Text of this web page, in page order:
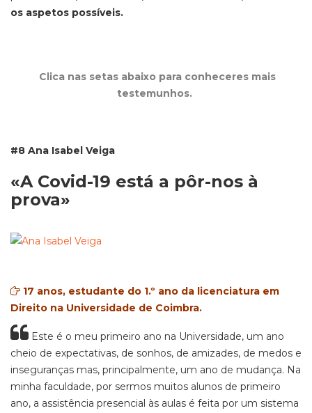
os aspetos possíveis.
Clica nas setas abaixo para conheceres mais
testemunhos.
#8 Ana Isabel Veiga
«A Covid-19 está a pôr-nos à
prova»
17 anos, estudante do 1.º ano da licenciatura em
Direito na Universidade de Coimbra.
Este é o meu primeiro ano na Universidade, um ano
cheio de expectativas, de sonhos, de amizades, de medos e
inseguranças mas, principalmente, um ano de mudança. Na
minha faculdade, por sermos muitos alunos de primeiro
ano, a assistência presencial às aulas é feita por um sistema